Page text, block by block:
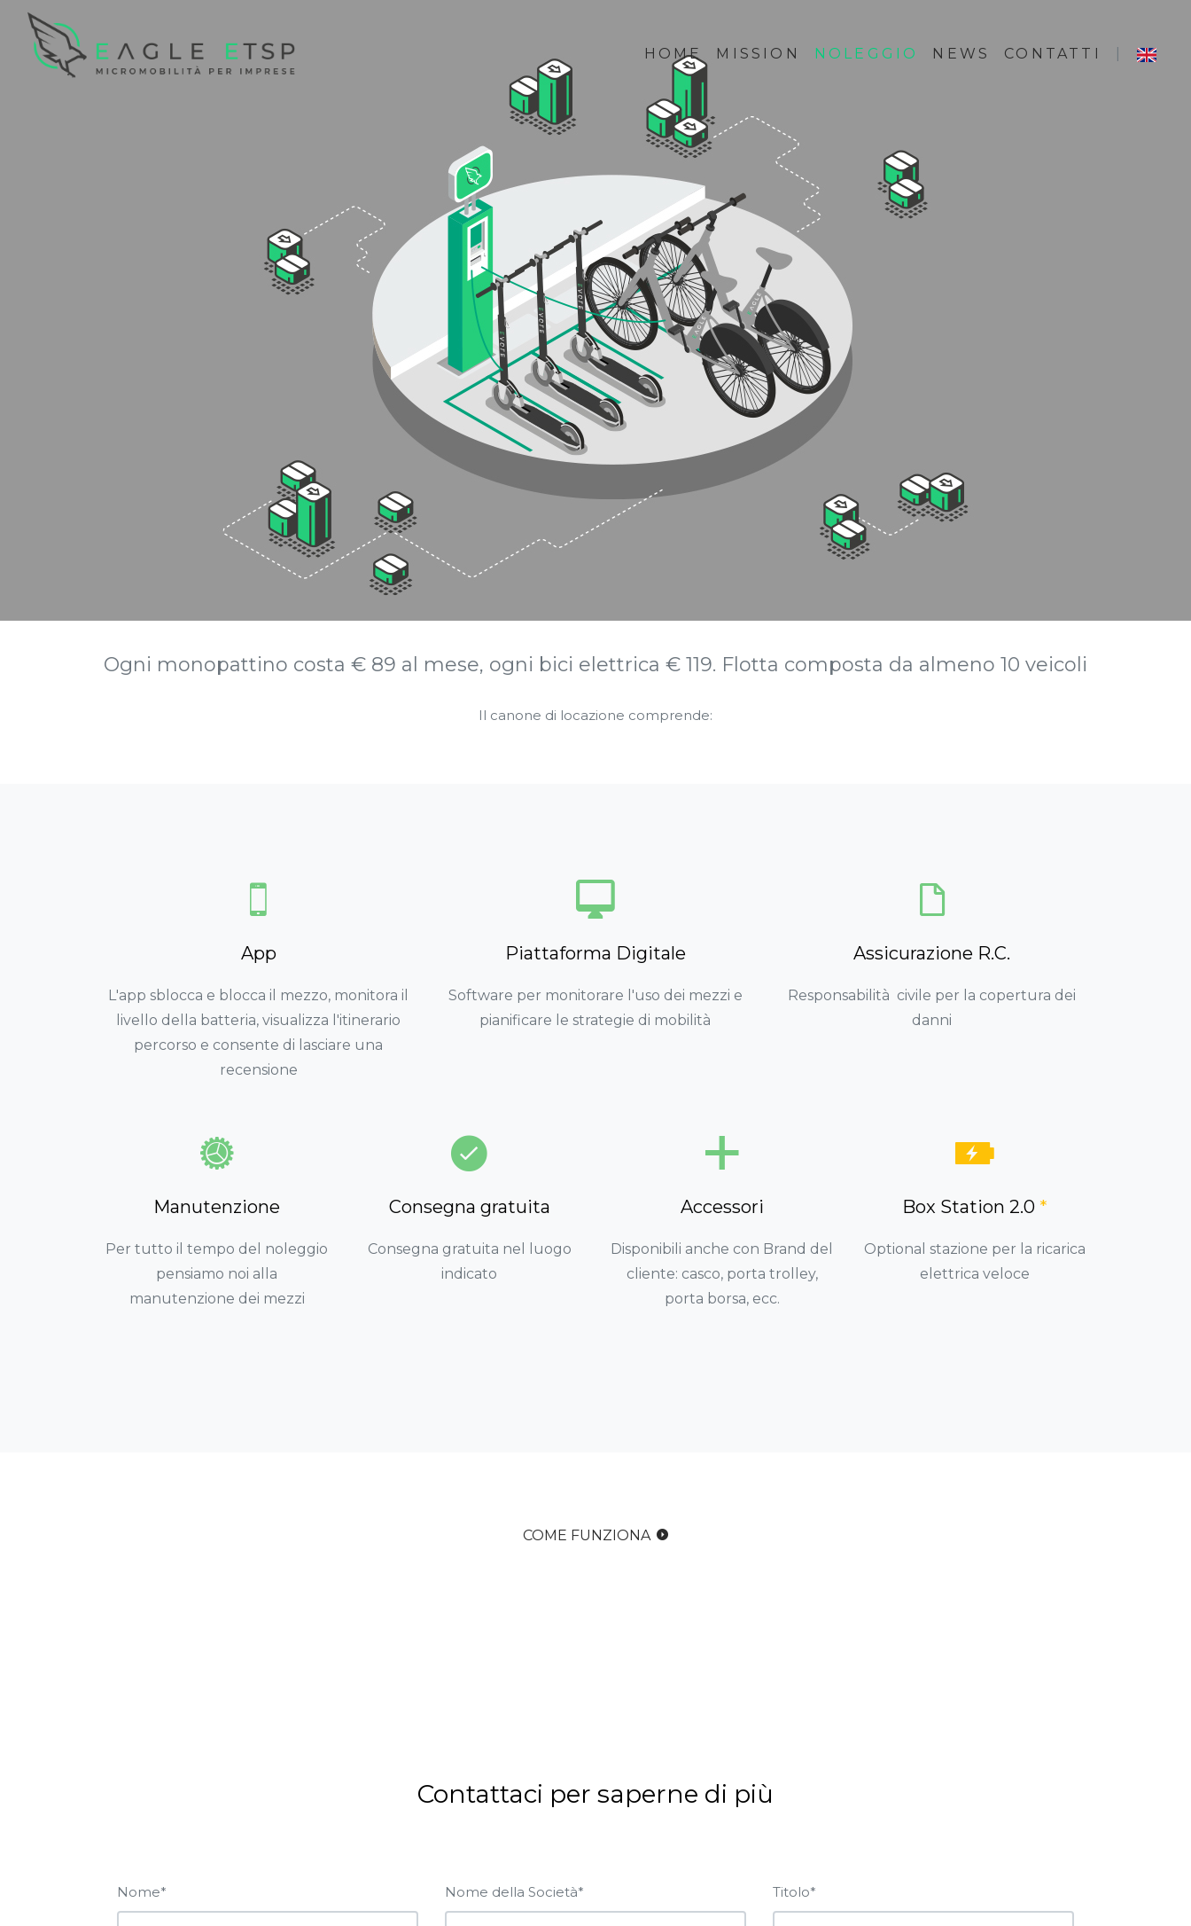
HOME MISSION NOLEGGIO NEWS CONTATTI
Ogni monopattino costa € 89 al mese, ogni bici elettrica € 119. Flotta composta da almeno 10 veicoli
Il canone di locazione comprende:
App
L'app sblocca e blocca il mezzo, monitora il
livello della batteria, visualizza l'itinerario
percorso e consente di lasciare una
recensione
Piattaforma Digitale
Software per monitorare l'uso dei mezzi e
pianificare le strategie di mobilità
Assicurazione R.C.
Responsabilità civile per la copertura dei
danni
Manutenzione
Per tutto il tempo del noleggio
pensiamo noi alla
manutenzione dei mezzi
Consegna gratuita
Consegna gratuita nel luogo
indicato
Accessori
Disponibili anche con Brand del
cliente: casco, porta trolley,
porta borsa, ecc.
Box Station 2.0 *
Optional stazione per la ricarica
elettrica veloce
COME FUNZIONA
Contattaci per saperne di più
Nome* Nome della Società* Titolo*